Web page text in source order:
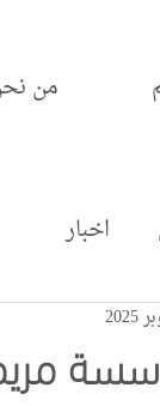
من
اخبار